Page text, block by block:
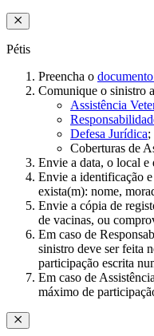
Pétis
Preencha o
Comunique o sinistro
Assistência
Defesa Jurídica;
Coberturas de
Envie a data, o local e
Envie a identificação
exista(m): nome,
Envie a cópia de
de vacinas, ou
Em caso de
sinistro deve ser feita
participação escrita
Em caso de
máximo de